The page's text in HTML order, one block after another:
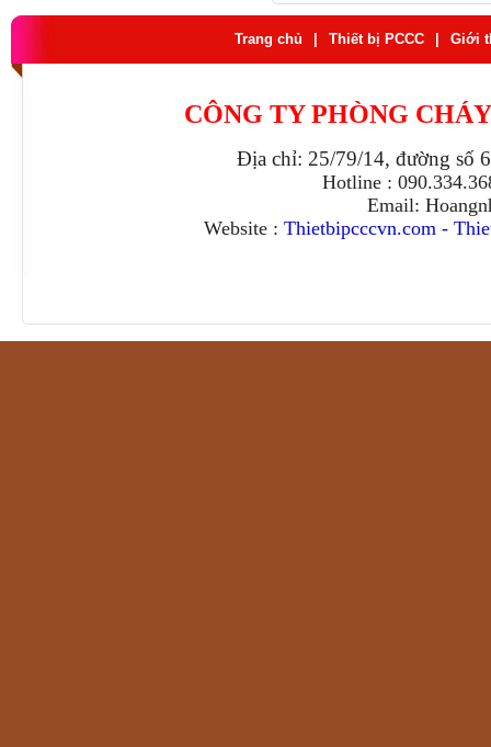
Trang chủ Thiết bị PCCC Giới
CÔNG TY PHÒNG
Địa chỉ: 25/79/14, đường số
Hotline :
Email:
Website : Thietbipcccvn.com -